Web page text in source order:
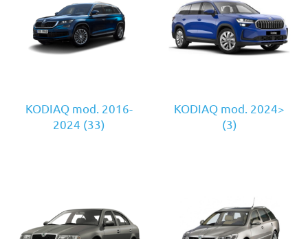
KODIAQ mod. 2016-
2024 (33)
KODIAQ mod. 2024>
(3)